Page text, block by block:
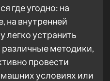
где угодно: на
на внутренней
легко устранить
методики,
провести
условиях или